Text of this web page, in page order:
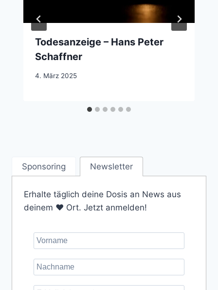
Todesanzeige – Hans Peter
Schaffner
4. März 2025
Sponsoring Newsletter
Erhalte täglich deine Dosis an News aus
deinem ❤️ Ort. Jetzt anmelden!